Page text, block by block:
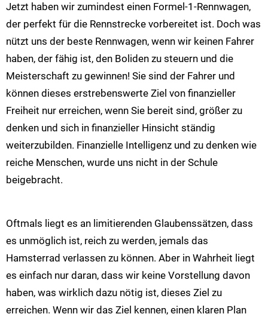
Jetzt haben wir zumindest einen Formel-1-Rennwagen,
der perfekt für die Rennstrecke vorbereitet ist. Doch was
nützt uns der beste Rennwagen, wenn wir keinen Fahrer
haben, der fähig ist, den Boliden zu steuern und die
Meisterschaft zu gewinnen! Sie sind der Fahrer und
können dieses erstrebenswerte Ziel von finanzieller
Freiheit nur erreichen, wenn Sie bereit sind, größer zu
denken und sich in finanzieller Hinsicht ständig
weiterzubilden. Finanzielle Intelligenz und zu denken wie
reiche Menschen, wurde uns nicht in der Schule
beigebracht.
Oftmals liegt es an limitierenden Glaubenssätzen, dass
es unmöglich ist, reich zu werden, jemals das
Hamsterrad verlassen zu können. Aber in Wahrheit liegt
es einfach nur daran, dass wir keine Vorstellung davon
haben, was wirklich dazu nötig ist, dieses Ziel zu
erreichen. Wenn wir das Ziel kennen, einen klaren Plan